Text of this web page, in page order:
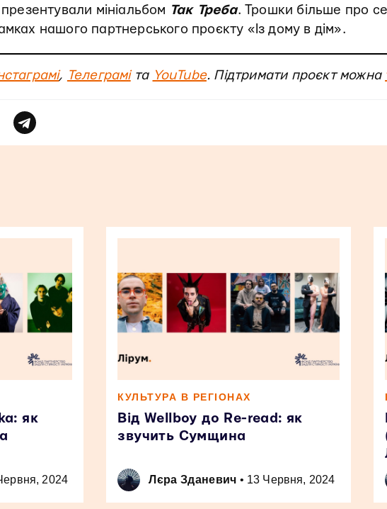
мініальбом Так Треба. Трошки більше про
нашого партнерського проєкту «Із дому в дім».
, Телеграміта YouTube. Підтримати проєкт можна
як
2024
КУЛЬТУРА В РЕГІОНАХ
Від Wellboy до Re-read: як
звучить Сумщина
Лєра Зданевич • 13 Червня, 2024